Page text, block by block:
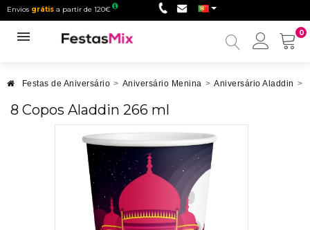
Envios grátis a partir de 120€
0
Minha
Festas de Aniversário > Aniversário Menina > Aniversário Aladdin >
8 Copos Aladdin 266 ml